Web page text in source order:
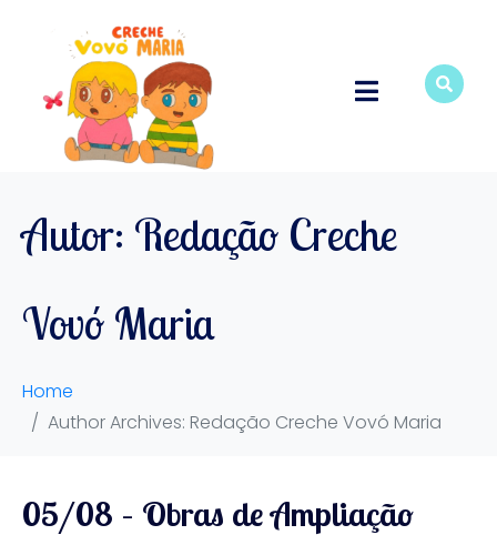
Autor: Redação Creche
Vovó Maria
Home
Author Archives: Redação Creche Vovó Maria
05/08 – Obras de Ampliação